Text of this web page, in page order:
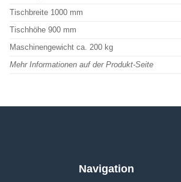
Tischbreite 1000 mm
Tischhöhe 900 mm
Maschinengewicht ca. 200 kg
Mehr Informationen auf der Produkt-Seite
Navigation